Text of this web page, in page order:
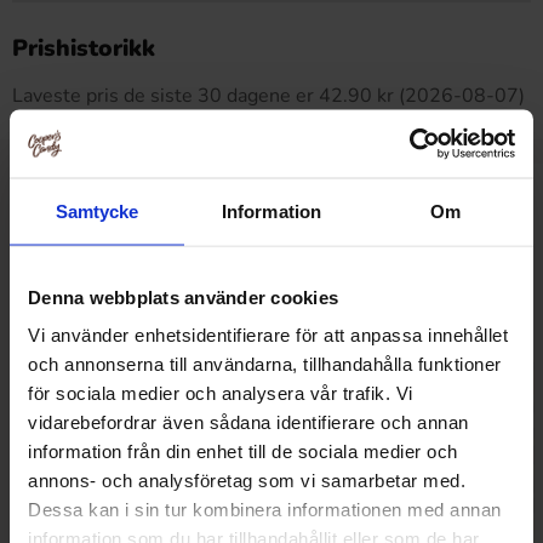
Samtycke Information Om
Denna webbplats använder cookies
Vi använder enhetsidentifierare för att anpassa innehållet
och annonserna till användarna, tillhandahålla funktioner
för sociala medier och analysera vår trafik. Vi
vidarebefordrar även sådana identifierare och annan
information från din enhet till de sociala medier och
annons- och analysföretag som vi samarbetar med.
Dessa kan i sin tur kombinera informationen med annan
information som du har tillhandahållit eller som de har
Prishistorikk
Laveste pris de siste 30 dagene er 42.90 kr (2026-08-07)
Relaterte produkter